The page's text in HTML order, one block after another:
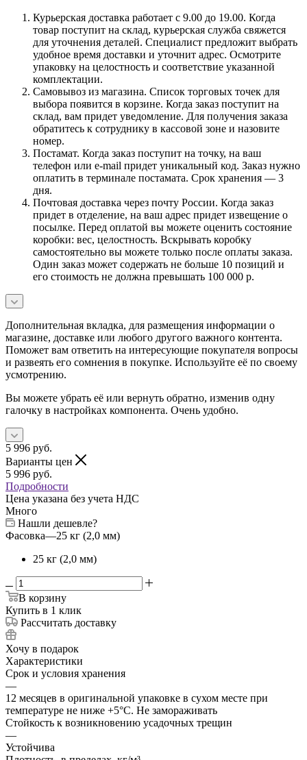
Курьерская доставка работает с 9.00 до 19.00. Когда
товар поступит на склад, курьерская служба свяжется
для уточнения деталей. Специалист предложит выбрать
удобное время доставки и уточнит адрес. Осмотрите
упаковку на целостность и соответствие указанной
комплектации.
Самовывоз из магазина. Список торговых точек для
выбора появится в корзине. Когда заказ поступит на
склад, вам придет уведомление. Для получения заказа
обратитесь к сотруднику в кассовой зоне и назовите
номер.
Постамат. Когда заказ поступит на точку, на ваш
телефон или e-mail придет уникальный код. Заказ нужно
оплатить в терминале постамата. Срок хранения — 3
дня.
Почтовая доставка через почту России. Когда заказ
придет в отделение, на ваш адрес придет извещение о
посылке. Перед оплатой вы можете оценить состояние
коробки: вес, целостность. Вскрывать коробку
самостоятельно вы можете только после оплаты заказа.
Один заказ может содержать не больше 10 позиций и
его стоимость не должна превышать 100 000 р.
Дополнительная вкладка, для размещения информации о
магазине, доставке или любого другого важного контента.
Поможет вам ответить на интересующие покупателя вопросы
и развеять его сомнения в покупке. Используйте её по своему
усмотрению.
Вы можете убрать её или вернуть обратно, изменив одну
галочку в настройках компонента. Очень удобно.
5 996 руб.
Варианты цен
5 996 руб.
Подробности
Цена указана без учета НДС
Много
Нашли дешевле?
Фасовка—25 кг (2,0 мм)
25 кг (2,0 мм)
В корзину
Купить в 1 клик
Рассчитать доставку
Хочу в подарок
Характеристики
Срок и условия хранения
—
12 месяцев в оригинальной упаковке в сухом месте при
температуре не ниже +5°С. Не замораживать
Стойкость к возникновению усадочных трещин
—
Устойчива